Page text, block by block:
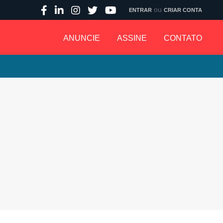
ANUNCIE ASSINE CONTATO
ENTRAR ou CRIAR CONTA